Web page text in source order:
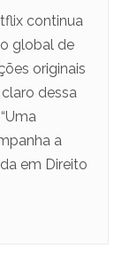
continua
global de
originais
dessa
a
em Direito